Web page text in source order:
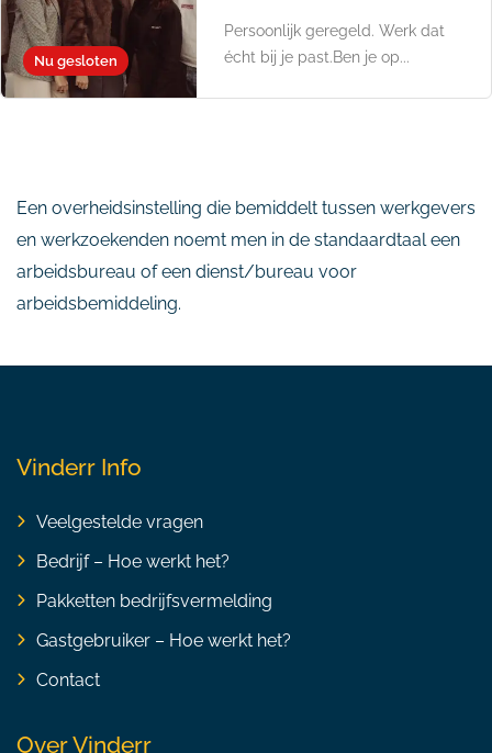
Nu gesloten
Persoonlijk geregeld. Werk dat
écht bij je past.Ben je op...
Een overheidsinstelling die bemiddelt tussen werkgevers
en werkzoekenden noemt men in de standaardtaal een
arbeidsbureau of een dienst/bureau voor
arbeidsbemiddeling.
Vinderr Info
Veelgestelde vragen
Bedrijf – Hoe werkt het?
Pakketten bedrijfsvermelding
Gastgebruiker – Hoe werkt het?
Contact
Over Vinderr